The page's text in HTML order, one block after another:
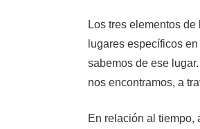
Los tres elementos
lugares específicos
sabemos de ese
nos encontramos, a
En relación al tiempo,